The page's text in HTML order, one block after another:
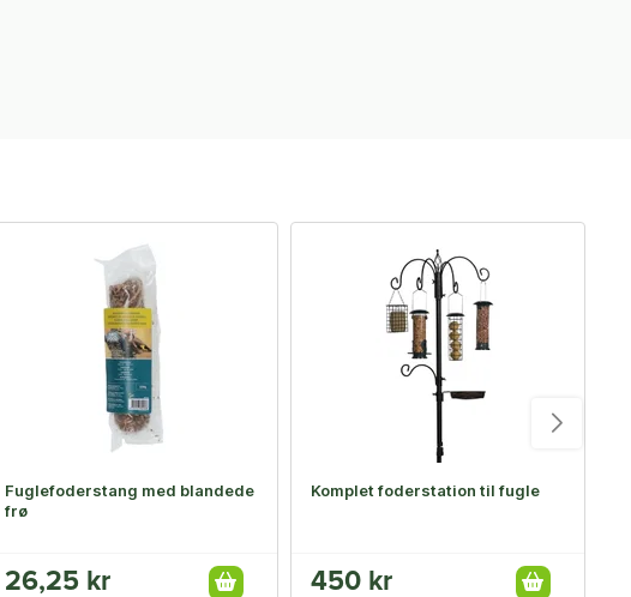
Fuglefoderstang med blandede
frø
26,25 kr
Komplet foderstation til fugle
450 kr